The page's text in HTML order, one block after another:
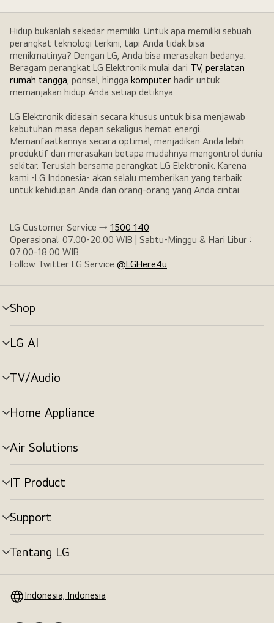
Hidup bukanlah sekedar memiliki. Untuk apa memiliki sebuah
perangkat teknologi terkini, tapi Anda tidak bisa
menikmatinya? Dengan LG, Anda bisa merasakan bedanya.
Beragam perangkat LG Elektronik mulai dari TV, peralatan
rumah tangga, ponsel, hingga komputer hadir untuk
memanjakan hidup Anda setiap detiknya.
LG Elektronik didesain secara khusus untuk bisa menjawab
kebutuhan masa depan sekaligus hemat energi.
Memanfaatkannya secara optimal, menjadikan Anda lebih
produktif dan merasakan betapa mudahnya mengontrol dunia
sekitar. Teruslah bersama perangkat LG Elektronik. Karena
kami -LG Indonesia- akan selalu memberikan yang terbaik
untuk kehidupan Anda dan orang-orang yang Anda cintai.
LG Customer Service → 1500 140
Operasional: 07.00-20.00 WIB | Sabtu-Minggu & Hari Libur :
07.00-18.00 WIB
Follow Twitter LG Service @LGHere4u
Shop
tombol
menu
LG AI
tombol
menu
TV/Audio
tombol
menu
Home Appliance
tombol
menu
Air Solutions
tombol
menu
IT Product
tombol
menu
Support
tombol
menu
Tentang LG
tombol
Indonesia, Indonesia